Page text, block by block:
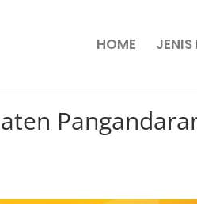
HOME JENIS